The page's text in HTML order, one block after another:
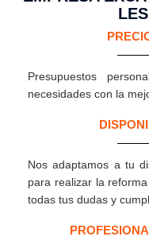
Presupuestos
necesidades con la
Nos adaptamos a tu
para realizar la
todas tus dudas y